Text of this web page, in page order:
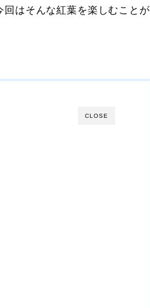
はそんな紅葉を楽しむことが
CLOSE